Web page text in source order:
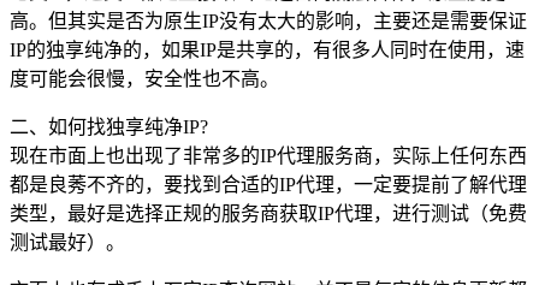
高。但其实是否为原生IP没有太大的影响，主要还是需要保证
IP的独享纯净的，如果IP是共享的，有很多人同时在使用，速
度可能会很慢，安全性也不高。
二、如何找独享纯净IP?
现在市面上也出现了非常多的IP代理服务商，实际上任何东西
都是良莠不齐的，要找到合适的IP代理，一定要提前了解代理
类型，最好是选择正规的服务商获取IP代理，进行测试（免费
测试最好）。